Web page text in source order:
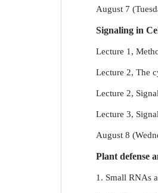
August 7
Signaling in
Lecture 1,
Lecture 2, The
Lecture 2,
Lecture 3,
August 8
Plant defense
1. Small RNAs